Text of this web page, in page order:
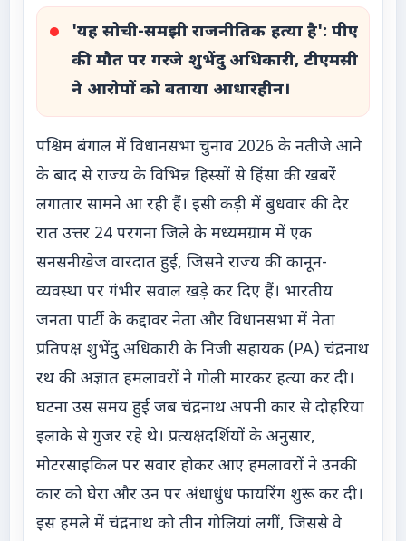
'यह सोची-समझी राजनीतिक हत्या है': पीए
की मौत पर गरजे शुभेंदु अधिकारी, टीएमसी
ने आरोपों को बताया आधारहीन।
पश्चिम बंगाल में विधानसभा चुनाव 2026 के नतीजे आने
के बाद से राज्य के विभिन्न हिस्सों से हिंसा की खबरें
लगातार सामने आ रही हैं। इसी कड़ी में बुधवार की देर
रात उत्तर 24 परगना जिले के मध्यमग्राम में एक
सनसनीखेज वारदात हुई, जिसने राज्य की कानून-
व्यवस्था पर गंभीर सवाल खड़े कर दिए हैं। भारतीय
जनता पार्टी के कद्दावर नेता और विधानसभा में नेता
प्रतिपक्ष शुभेंदु अधिकारी के निजी सहायक (PA) चंद्रनाथ
रथ की अज्ञात हमलावरों ने गोली मारकर हत्या कर दी।
घटना उस समय हुई जब चंद्रनाथ अपनी कार से दोहरिया
इलाके से गुजर रहे थे। प्रत्यक्षदर्शियों के अनुसार,
मोटरसाइकिल पर सवार होकर आए हमलावरों ने उनकी
कार को घेरा और उन पर अंधाधुंध फायरिंग शुरू कर दी।
इस हमले में चंद्रनाथ को तीन गोलियां लगीं, जिससे वे